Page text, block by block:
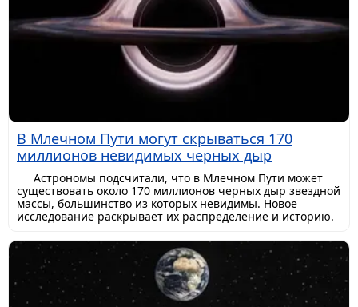
В Млечном Пути могут скрываться 170
миллионов невидимых черных дыр
Астрономы подсчитали, что в Млечном Пути может
существовать около 170 миллионов черных дыр звездной
массы, большинство из которых невидимы. Новое
исследование раскрывает их распределение и историю.